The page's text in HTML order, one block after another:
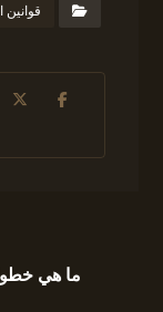
قوانين
ما هي